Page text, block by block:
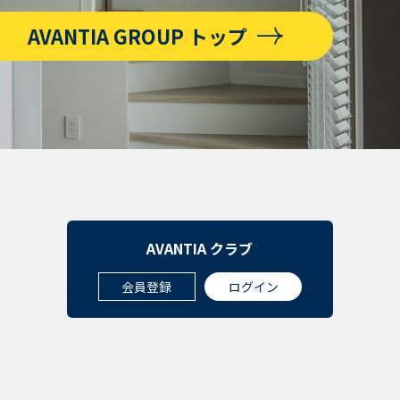
AVANTIA GROUP トップ
AVANTIA クラブ
会員登録 ログイン